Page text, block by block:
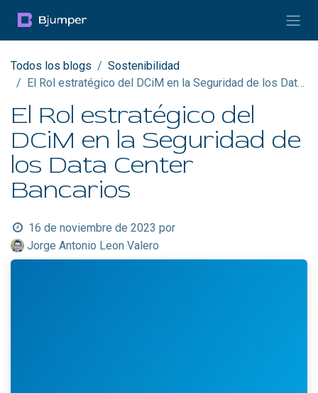
Todos los blogs
Sostenibilidad
El Rol estratégico del DCiM en la Seguridad de los Data Center Bancarios
El Rol estratégico del
DCiM en la Seguridad de
los Data Center
Bancarios
16 de noviembre de 2023 por
Jorge Antonio Leon Valero